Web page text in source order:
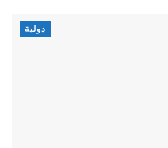
دولية